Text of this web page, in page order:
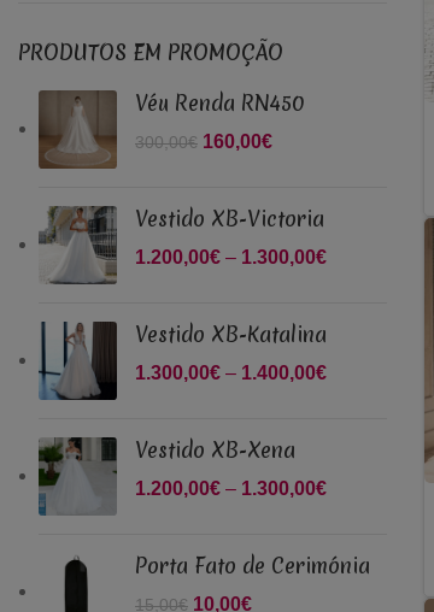
PRODUTOS EM PROMOÇÃO
Véu Renda RN450
300,00€ O preço original era:
160,00€
Vestido XB-Victoria
1.200,00€ – 1.300,00€
Vestido XB-Katalina
1.300,00€ – 1.400,00€
Vestido XB-Xena
1.200,00€ – 1.300,00€
through
Porta Fato de Cerimónia
15,00€ O preço original era:
10,00€